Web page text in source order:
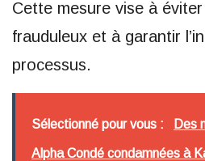
Cette mesure vise à
frauduleux et à garantir
processus.
Sélectionné pour vous : Des
Alpha Condé condamnées à